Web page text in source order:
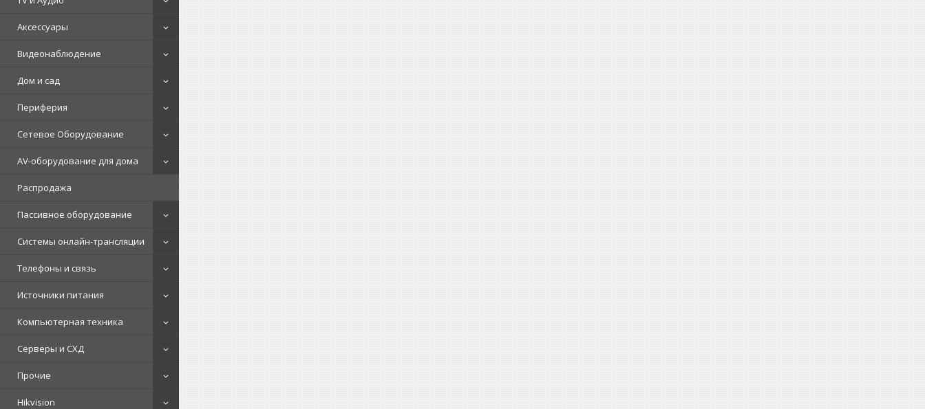
Аксессуары
Видеонаблюдение
Дом и сад
Периферия
Сетевое Оборудование
AV-оборудование для дома
Распродажа
Пассивное оборудование
Системы онлайн-трансляции
Телефоны и связь
Источники питания
Компьютерная техника
Серверы и СХД
Прочие
Hikvision